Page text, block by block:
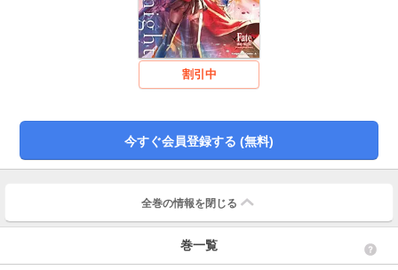
割引中
今すぐ会員登録する (無料)
全巻の情報を 閉じる
巻一覧